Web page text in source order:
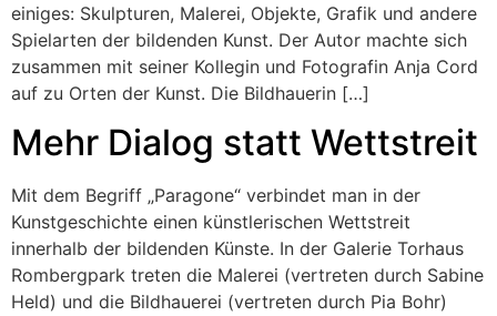
einiges: Skulpturen, Malerei, Objekte, Grafik und andere
Spielarten der bildenden Kunst. Der Autor machte sich
zusammen mit seiner Kollegin und Fotografin Anja Cord
auf zu Orten der Kunst. Die Bildhauerin […]
Mehr Dialog statt Wettstreit
Mit dem Begriff „Paragone“ verbindet man in der
Kunstgeschichte einen künstlerischen Wettstreit
innerhalb der bildenden Künste. In der Galerie Torhaus
Rombergpark treten die Malerei (vertreten durch Sabine
Held) und die Bildhauerei (vertreten durch Pia Bohr)